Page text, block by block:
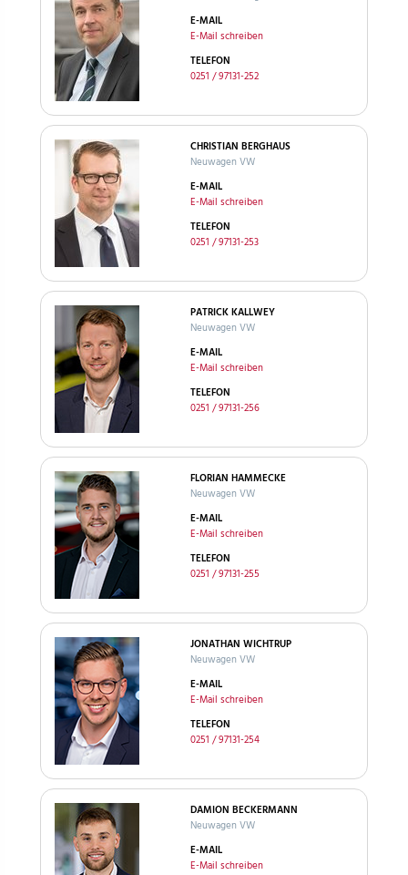
E-MAIL
E-Mail schreiben
TELEFON
0251 / 97131-252
CHRISTIAN BERGHAUS
Neuwagen VW
E-MAIL
E-Mail schreiben
TELEFON
0251 / 97131-253
PATRICK KALLWEY
Neuwagen VW
E-MAIL
E-Mail schreiben
TELEFON
0251 / 97131-256
FLORIAN HAMMECKE
Neuwagen VW
E-MAIL
E-Mail schreiben
TELEFON
0251 / 97131-255
JONATHAN WICHTRUP
Neuwagen VW
E-MAIL
E-Mail schreiben
TELEFON
0251 / 97131-254
DAMION BECKERMANN
Neuwagen VW
E-MAIL
E-Mail schreiben